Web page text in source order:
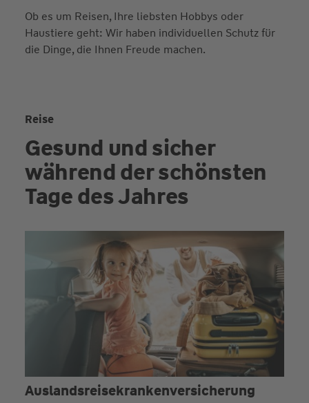
Ob es um Reisen, Ihre liebsten Hobbys oder
Haustiere geht: Wir haben individuellen Schutz für
die Dinge, die Ihnen Freude machen.
Reise
Gesund und sicher
während der schönsten
Tage des Jahres
Auslands­reise­kranken­versicherung